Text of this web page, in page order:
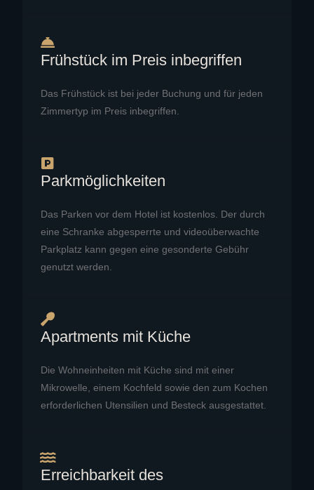
Frühstück im Preis inbegriffen
Das Frühstück ist bei jeder Buchung und für jeden
Zimmertyp im Preis inbegriffen.
Parkmöglichkeiten
Das Parken vor dem Hotel ist kostenlos. Der durch
eine Schranke abgesperrte und videoüberwachte
Parkplatz kann gegen eine gesonderte Gebühr
genutzt werden.
Apartments mit Küche
Die Wohneinheiten mit Küche sind mit einer
Mikrowelle, einem Kochfeld sowie den zum Kochen
erforderlichen Utensilien und Besteck ausgestattet.
Erreichbarkeit des